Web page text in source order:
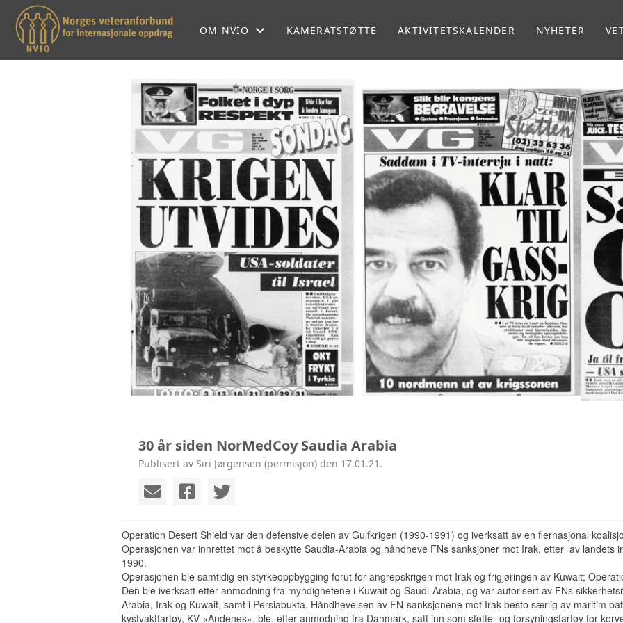
OM NVIO
NVIOS HISTORIE
NVIO MENER
LOKALFORENINGER
SEKRETARIATET
FORBUNDSSTYRET
SAMARBEIDSPARTNERE
KONTAKT
KAMERATSTØTTE AKTIVITETSKALENDER NYHETER
30 år siden NorMedCoy Saudia Arabia
Publisert av Siri Jørgensen (permisjon) den 17.01.21.
Operation Desert Shield var den defensive delen av Gulfkrigen (1990-1991) og iverksatt av en flernasjonal
Operasjonen var innrettet mot å beskytte Saudia-Arabia og håndheve FNs sanksjoner mot Irak, etter av landets
1990.
Operasjonen ble samtidig en styrkeoppbygging forut for angrepskrigen mot Irak og frigjøringen av Kuwait;
Den ble iverksatt etter anmodning fra myndighetene i Kuwait og Saudi-Arabia, og var autorisert av FNs
Arabia, Irak og Kuwait, samt i Persiabukta. Håndhevelsen av FN-sanksjonene mot Irak besto særlig av maritim
kystvaktfartøy, KV «Andenes», ble, etter anmodning fra Danmark, satt inn som støtte- og forsyningsfartøy for